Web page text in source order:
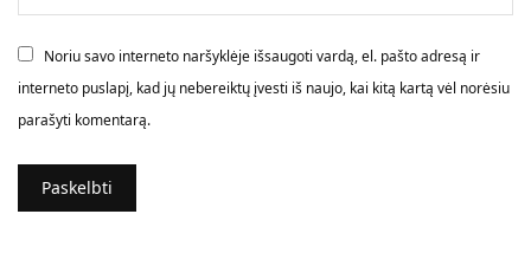
Noriu savo interneto naršyklėje išsaugoti vardą, el. pašto adresą ir
interneto puslapį, kad jų nebereiktų įvesti iš naujo, kai kitą kartą vėl norėsiu
parašyti komentarą.